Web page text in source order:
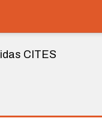
CITES